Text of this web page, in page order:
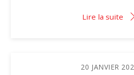
Lire la suite
20 JANVIER